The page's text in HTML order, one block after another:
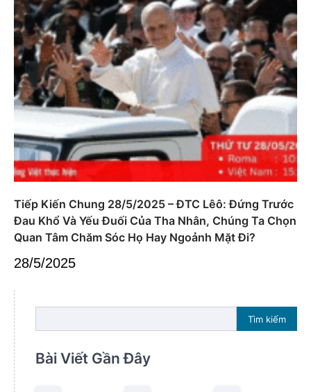
Tiếp Kiến Chung 28/5/2025 – ĐTC Lêô: Đứng Trước
Đau Khổ Và Yếu Đuối Của Tha Nhân, Chúng Ta Chọn
Quan Tâm Chăm Sóc Họ Hay Ngoảnh Mặt Đi?
28/5/2025
Tìm kiếm
Bài Viết Gần Đây